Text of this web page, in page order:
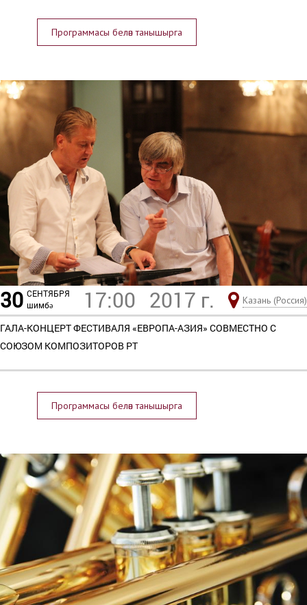
Программасы белән танышырга
30 СЕНТЯБРЯ
шимбә
17:00 2017 г. Казань (Россия)
ГАЛА-КОНЦЕРТ ФЕСТИВАЛЯ «ЕВРОПА-АЗИЯ» СОВМЕСТНО С
СОЮЗОМ КОМПОЗИТОРОВ РТ
Программасы белән танышырга